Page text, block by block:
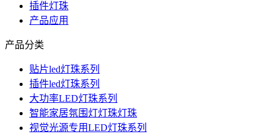
插件灯珠
产品应用
产品分类
贴片led灯珠系列
插件led灯珠系列
大功率LED灯珠系列
智能家居氛围灯灯珠灯珠
视觉光源专用LED灯珠系列